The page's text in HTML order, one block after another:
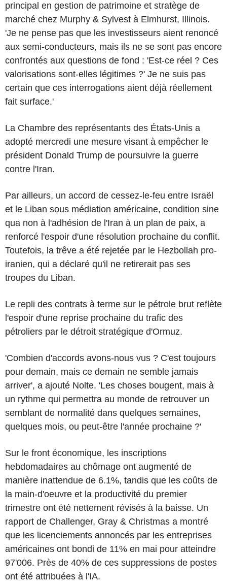
principal en gestion de patrimoine et stratège de
marché chez Murphy & Sylvest à Elmhurst, Illinois.
'Je ne pense pas que les investisseurs aient renoncé
aux semi-conducteurs, mais ils ne se sont pas encore
confrontés aux questions de fond : 'Est-ce réel ? Ces
valorisations sont-elles légitimes ?' Je ne suis pas
certain que ces interrogations aient déjà réellement
fait surface.'
La Chambre des représentants des États-Unis a
adopté mercredi une mesure visant à empêcher le
président Donald Trump de poursuivre la guerre
contre l'Iran.
Par ailleurs, un accord de cessez-le-feu entre Israël
et le Liban sous médiation américaine, condition sine
qua non à l'adhésion de l'Iran à un plan de paix, a
renforcé l'espoir d'une résolution prochaine du conflit.
Toutefois, la trêve a été rejetée par le Hezbollah pro-
iranien, qui a déclaré qu'il ne retirerait pas ses
troupes du Liban.
Le repli des contrats à terme sur le pétrole brut reflète
l'espoir d'une reprise prochaine du trafic des
pétroliers par le détroit stratégique d'Ormuz.
'Combien d'accords avons-nous vus ? C'est toujours
pour demain, mais ce demain ne semble jamais
arriver', a ajouté Nolte. 'Les choses bougent, mais à
un rythme qui permettra au monde de retrouver un
semblant de normalité dans quelques semaines,
quelques mois, ou peut-être l'année prochaine ?'
Sur le front économique, les inscriptions
hebdomadaires au chômage ont augmenté de
manière inattendue de 6.1%, tandis que les coûts de
la main-d'oeuvre et la productivité du premier
trimestre ont été nettement révisés à la baisse. Un
rapport de Challenger, Gray & Christmas a montré
que les licenciements annoncés par les entreprises
américaines ont bondi de 11% en mai pour atteindre
97'006. Près de 40% de ces suppressions de postes
ont été attribuées à l'IA.